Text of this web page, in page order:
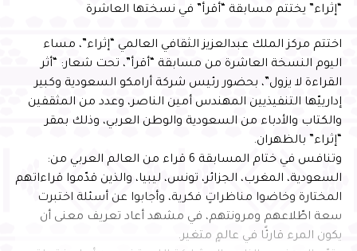
“إثراء” يختتم مسابقة “أقرأ” في نسختها العاشرة
اختتم مركز الملك عبدالعزيز الثقافي العالمي “إثراء”، مساء
اليوم النسخة العاشرة من مسابقة “أقرأ”، تحت شعار: “أثر
القراءة لا يزول”، بحضور رئيس شركة أرامكو السعودية وكبير
إدارييّها التنفيذيين المهندس أمين الناصر، وعدد من المثقفين
والكتاب والأدباء من السعودية والوطن العربي، وذلك بمقر
“إثراء” بالظهران.
وتنافس في ختام المسابقة 6 قراء من العالم العربي من:
السعودية، المغرب، الجزائر، تونس، ليبيا، والذين قدّموا قراءاتهم
المختارة وخاضوا مناظراتٍ فكرية، وأجابوا عن أسئلة اختبرت
سعة اطّلاعهم ومرونتهم، في مشهد أعاد تعريف معنى أن
يكون المرء قارئًا في عالمٍ متغير.